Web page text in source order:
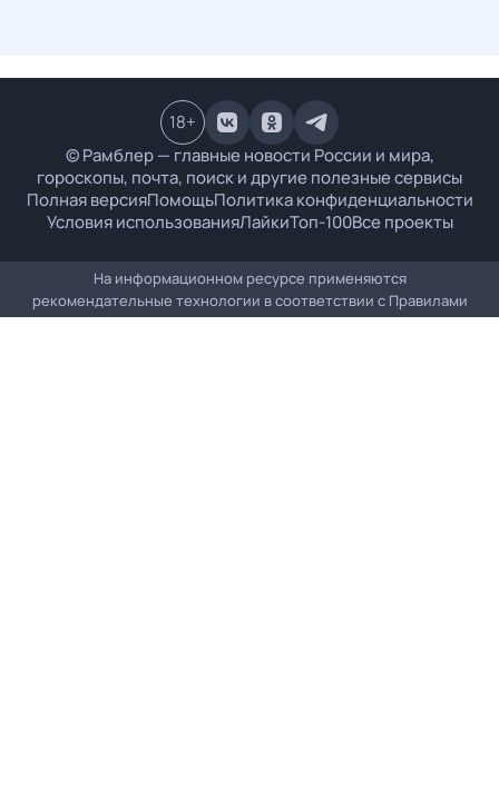
© Рамблер — главные новости России и мира,
гороскопы, почта, поиск и другие полезные сервисы
Полная версияПомощьПолитика конфиденциальности
Условия использованияЛайкиТоп-100Все проекты
18+
На информационном ресурсе применяются
рекомендательные технологии в соответствии с Правилами